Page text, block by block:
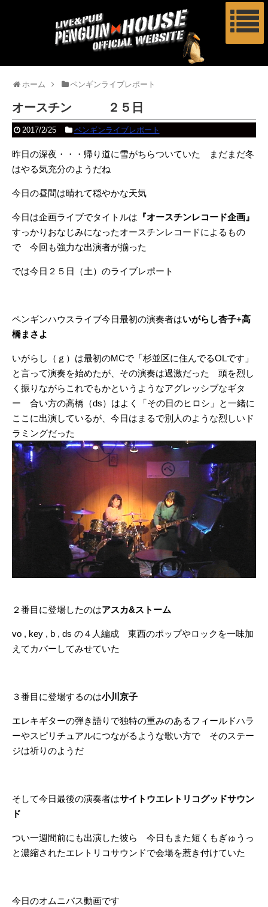
ホーム ペンギンライブレポート
オースチン ２５日
2017/2/25 ペンギンライブレポート
昨日の深夜・・・帰り道に雪がちらついていた まだまだ冬
はやる気充分のようだね
今日の昼間は晴れて穏やかな天気
今日は企画ライブでタイトルは 『オースチンレコード企画』
すっかりおなじみになったオースチンレコードによるもの
で 今回も強力な出演者が揃った
では今日２５日（土）のライブレポート
ペンギンハウスライブ今日最初の演奏者はいがらし杏子+高
橋まさよ
いがらし（ｇ）は最初のMCで「杉並区に住んでるOLです」
と言って演奏を始めたが、その演奏は過激だった 頭を烈し
く振りながらこれでもかというようなアグレッシブなギタ
ー 合い方の高橋（ds）はよく「その日のヒロシ」と一緒に
ここに出演しているが、今日はまるで別人のような烈しいド
ラミングだった
２番目に登場したのはアスカ&ストーム
vo , key , b , ds の４人編成 東西のポップやロックを一味加
えてカバーしてみせていた
３番目に登場するのは小川京子
エレキギターの弾き語りで独特の重みのあるフィールドハラ
ーやスピリチュアルにつながるような歌い方で そのステー
ジは祈りのようだ
そして今日最後の演奏者はサイトウエレトリコグッドサウン
ド
つい一週間前にも出演した彼ら 今日もまた短くもぎゅうっ
と濃縮されたエレトリコサウンドで会場を惹き付けていた
今日のオムニバス動画です